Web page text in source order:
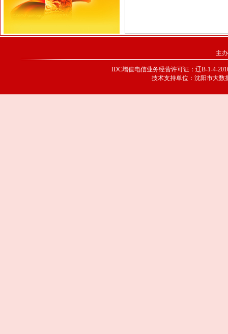
主
IDC增值电信业务经营许可证：辽B-1-4-
技术支持单位：沈阳市大数